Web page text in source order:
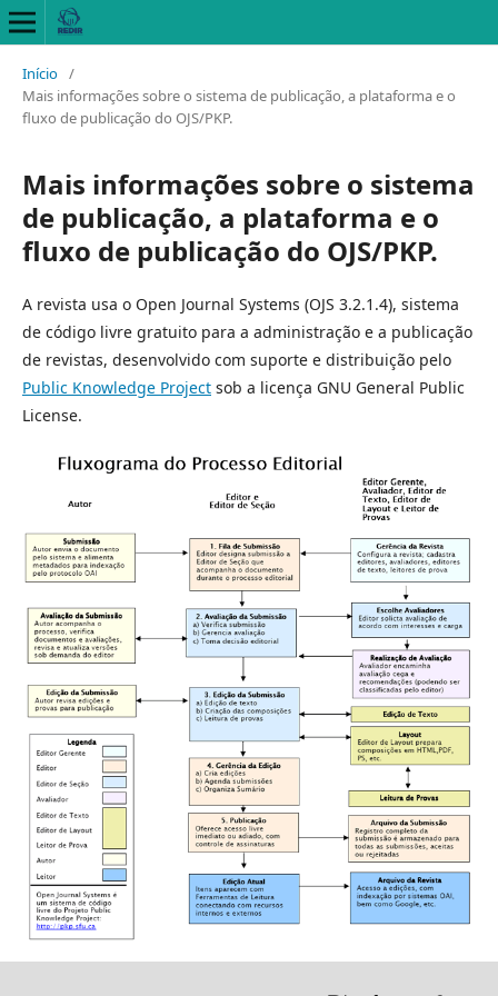
Início /
Mais informações sobre o sistema de publicação, a plataforma e o
fluxo de publicação do OJS/PKP.
Mais informações sobre o sistema
de publicação, a plataforma e o
fluxo de publicação do OJS/PKP.
A revista usa o Open Journal Systems (OJS 3.2.1.4), sistema
de código livre gratuito para a administração e a publicação
de revistas, desenvolvido com suporte e distribuição pelo
Public Knowledge Project sob a licença GNU General Public
License.